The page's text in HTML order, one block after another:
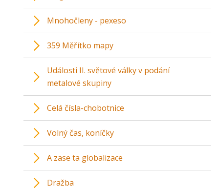
Mnohočleny - pexeso
359 Měřítko mapy
Události II. světové války v podání
metalové skupiny
Celá čísla-chobotnice
Volný čas, koníčky
A zase ta globalizace
Dražba